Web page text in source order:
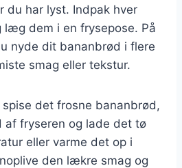
du har lyst. Indpak hver
læg dem i en frysepose. På
nyde dit bananbrød i flere
smag eller tekstur.
det frosne bananbrød,
af fryseren og lade det tø
eller varme det op i
den lækre smag og